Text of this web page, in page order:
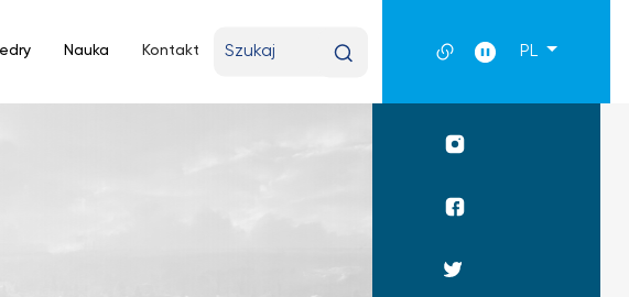
Nauka Kontakt
wyszukiwaną
PL
Profil
Profil
Profil